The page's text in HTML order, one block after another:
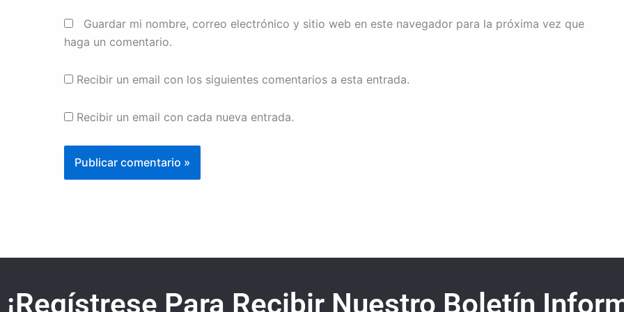
Guardar mi nombre, correo electrónico y sitio web en este navegador para la próxima vez que
haga un comentario.
Recibir un email con los siguientes comentarios a esta entrada.
Recibir un email con cada nueva entrada.
¡Regístrese Para Recibir Nuestro Boletín